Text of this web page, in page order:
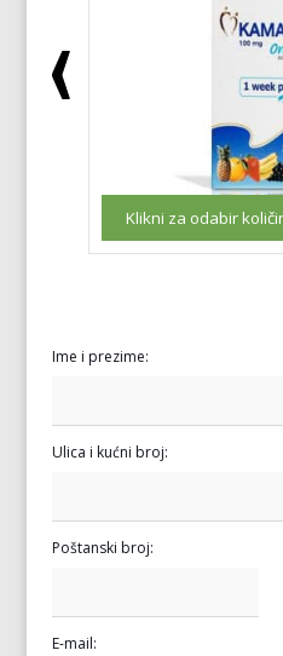
Ime i prezime:
Ulica i kućni broj:
Poštanski broj:
E-mail: